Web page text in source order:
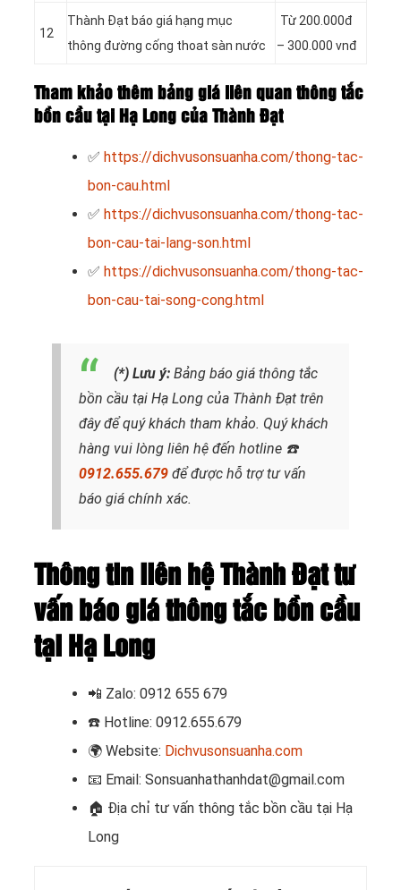
12
Thành Đạt báo giá hạng mục
thông đường cống thoat sàn nước
Từ 200.000đ
– 300.000 vnđ
Tham khảo thêm bảng giá liên quan thông tắc
bồn cầu tại Hạ Long của Thành Đạt
✅ https://dichvusonsuanha.com/thong-tac-
bon-cau.html
✅ https://dichvusonsuanha.com/thong-tac-
bon-cau-tai-lang-son.html
✅ https://dichvusonsuanha.com/thong-tac-
bon-cau-tai-song-cong.html
(*) Lưu ý: Bảng báo giá thông tắc
bồn cầu tại Hạ Long của Thành Đạt trên
đây để quý khách tham khảo. Quý khách
hàng vui lòng liên hệ đến hotline ☎️
0912.655.679 để được hỗ trợ tư vấn
báo giá chính xác.
Thông tin liên hệ Thành Đạt tư
vấn báo giá thông tắc bồn cầu
tại Hạ Long
📲 Zalo: 0912 655 679
☎️ Hotline: 0912.655.679
🌍 Website: Dichvusonsuanha.com
📧 Email: Sonsuanhathanhdat@gmail.com
🏠 Địa chỉ tư vấn thông tắc bồn cầu tại Hạ
Long